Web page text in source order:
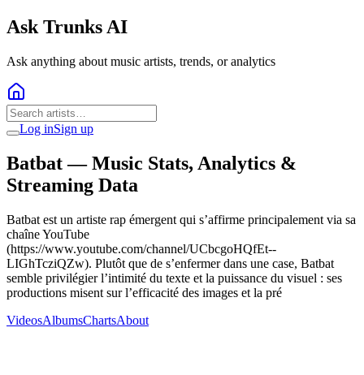
Ask Trunks AI
Ask anything about music artists, trends, or analytics
Log inSign up
Batbat— Music Stats, Analytics &
Streaming Data
Batbat est un artiste rap émergent qui s’affirme principalement via sa
chaîne YouTube
(https://www.youtube.com/channel/UCbcgoHQfEt--
LIGhTcziQZw). Plutôt que de s’enfermer dans une case, Batbat
semble privilégier l’intimité du texte et la puissance du visuel : ses
productions misent sur l’efficacité des images et la pré
VideosAlbumsChartsAbout